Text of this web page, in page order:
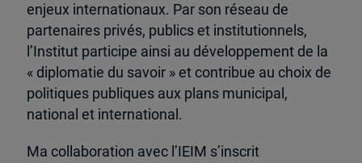
enjeux internationaux. Par son réseau de
partenaires privés, publics et institutionnels,
l’Institut participe ainsi au développement de la
« diplomatie du savoir » et contribue au choix de
politiques publiques aux plans municipal,
national et international.
Ma collaboration avec l’IEIM s’inscrit